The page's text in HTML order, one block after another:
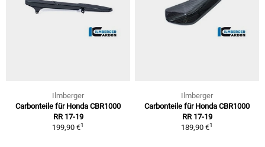
Ilmberger
Carbonteile für Honda CBR1000
RR 17-19
199,90 €1
Ilmberger
Carbonteile für Honda CBR1000
RR 17-19
189,90 €1